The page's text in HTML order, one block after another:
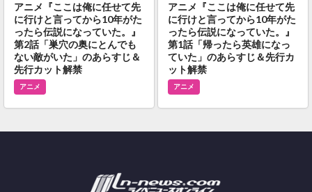
アニメ『ここは俺に任せて先
に行けと言ってから10年がた
ったら伝説になっていた。』
第2話「巣穴の奥にとんでも
ない敵がいた」のあらすじ＆
先行カット解禁
アニメ
アニメ『ここは俺に任せて先
に行けと言ってから10年がた
ったら伝説になっていた。』
第1話「帰ったら英雄になっ
ていた」のあらすじ＆先行カ
ット解禁
アニメ